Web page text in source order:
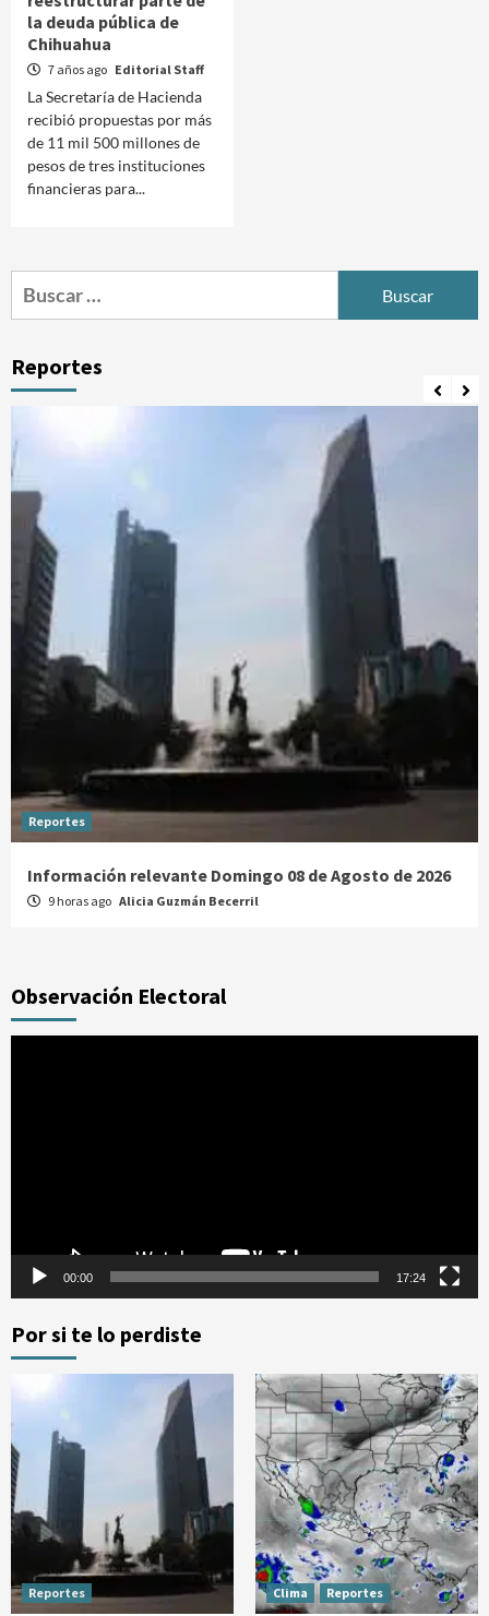
la deuda pública de
Chihuahua
7 años ago Editorial Staff
La Secretaría de Hacienda
recibió propuestas por más
de 11 mil 500 millones de
pesos de tres instituciones
financieras para...
Buscar:
Reportes
Reportes
Información relevante Domingo 08 de Agosto de 2026
9 horas ago Alicia Guzmán Becerril
Observación Electoral
00:00 17:24
Por si te lo perdiste
Reportes Clima Reportes